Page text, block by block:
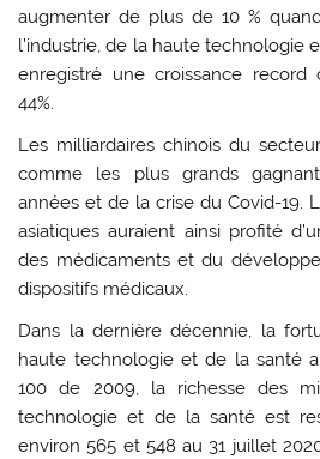
augmenter de plus de 10 %
l’industrie, de la haute technologie
enregistré une croissance record
44%.
Les milliardaires chinois du
comme les plus grands
années et de la crise du Covid-19.
asiatiques auraient ainsi profité
des médicaments et du
dispositifs médicaux.
Dans la dernière décennie, la
haute technologie et de la santé
100 de 2009, la richesse des
technologie et de la santé est
environ 565 et 548 au 31 juillet